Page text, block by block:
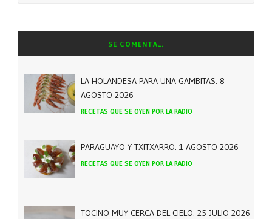
SE COMENTA…
LA HOLANDESA PARA UNA GAMBITAS. 8
AGOSTO 2026
RECETAS QUE SE OYEN POR LA RADIO
PARAGUAYO Y TXITXARRO. 1 AGOSTO 2026
RECETAS QUE SE OYEN POR LA RADIO
TOCINO MUY CERCA DEL CIELO. 25 JULIO 2026